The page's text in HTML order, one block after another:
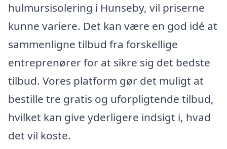
hulmursisolering i Hunseby, vil priserne
kunne variere. Det kan være en god idé at
sammenligne tilbud fra forskellige
entreprenører for at sikre sig det bedste
tilbud. Vores platform gør det muligt at
bestille tre gratis og uforpligtende tilbud,
hvilket kan give yderligere indsigt i, hvad
det vil koste.